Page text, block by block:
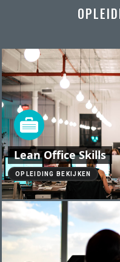
Lean Office Skills
OPLEIDING BEKIJKEN